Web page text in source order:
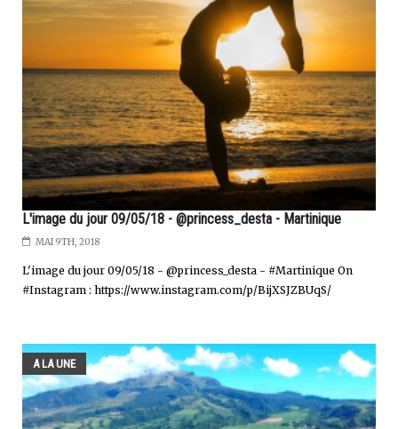
L'image du jour 09/05/18 - @princess_desta - Martinique
MAI 9TH, 2018
L'image du jour 09/05/18 - @princess_desta - #Martinique On
#Instagram : https://www.instagram.com/p/BijXSJZBUqS/
A LA UNE